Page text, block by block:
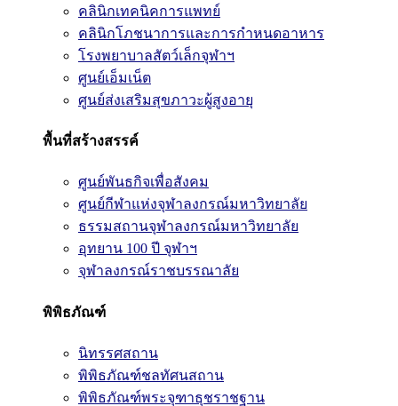
คลินิกเทคนิคการแพทย์
คลินิกโภชนาการและการกำหนดอาหาร
โรงพยาบาลสัตว์เล็กจุฬาฯ
ศูนย์เอ็มเน็ต
ศูนย์ส่งเสริมสุขภาวะผู้สูงอายุ
พื้นที่สร้างสรรค์
ศูนย์พันธกิจเพื่อสังคม
ศูนย์กีฬาแห่งจุฬาลงกรณ์มหาวิทยาลัย
ธรรมสถานจุฬาลงกรณ์มหาวิทยาลัย
อุทยาน 100 ปี จุฬาฯ
จุฬาลงกรณ์ราชบรรณาลัย
พิพิธภัณฑ์
นิทรรศสถาน
พิพิธภัณฑ์ชลทัศนสถาน
พิพิธภัณฑ์พระจุฑาธุชราชฐาน